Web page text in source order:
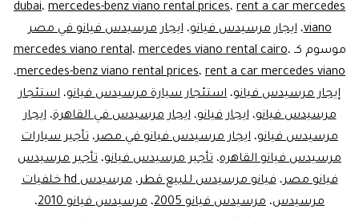
فيانو
مصر
dubai، mercedes-benz viano rental prices، rent a car mercedes
viano،ايجار مرسيدس فيانو،ايجار مرسيدس فيانو في مصر
موسوم كـ
mercedes viano rental،mercedes viano rental cairo،
mercedes-benz viano rental prices، rent a car mercedes viano
،
إيجار مرسيدس فيانو، استئجار سيارة مرسيدس فيانو، استئجار
مرسيدس فيانو،ايجار فيانو،ايجار مرسيدس في القاهرة،ايجار
مرسيدس فيانو، ايجار مرسيدس فيانو في مصر، تأجير سيارات
مرسيدس فيانو القاهره، تأجير مرسيدس فيانو، تأجير مرسيدس
فيانو مصر،فيانو مرسيدس للبيع قطر،
مرسيدس hd خلفيات
مرسيدس، مرسيدس فيانو 2005 ، مرسيدس فيانو 2010
،